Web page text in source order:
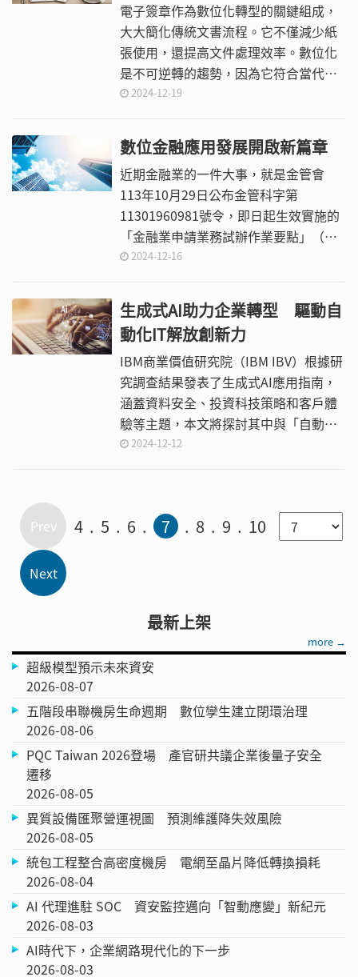
電子簽章作為數位化轉型的關鍵組成，
大大簡化傳統文書流程。它不僅減少紙
張使用，還提高文件處理效率。數位化
是不可逆轉的趨勢，因為它符合當代人
對速度和效率的追求。隨著更多企業採
而不再是例外。
2024-12-19
數位金融應用發展開啟新篇章
近期金融業的一件大事，就是金管會
113年10月29日公布金管科字第
11301960981號令，即日起生效實施的
「金融業申請業務試辦作業要點」（以
下稱試辦作業要點），金融業可進行特
申請試辦。
2024-12-16
生成式AI助力企業轉型 驅動自
動化IT解放創新力
IBM商業價值研究院（IBM IBV）根據研
究調查結果發表了生成式AI應用指南，
涵蓋資料安全、投資科技策略和客戶體
驗等主題，本文將探討其中與「自動化
IT」相關的議題與觀察心得，闡述自動
2024-12-12
4 5 6 7 8 9 10
最新上架
more →
超級模型預示未來資安
2026-08-07
五階段串聯機房生命週期 數位孿生建立閉環治理
2026-08-06
PQC Taiwan 2026登場 產官研共議企業後量子安全
遷移
2026-08-05
異質設備匯聚營運視圖 預測維護降失效風險
2026-08-05
統包工程整合高密度機房 電網至晶片降低轉換損耗
2026-08-04
AI 代理進駐 SOC 資安監控邁向「智動應變」新紀元
2026-08-03
AI時代下，企業網路現代化的下一步
2026-08-03